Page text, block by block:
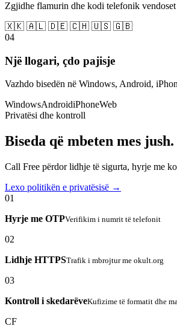
Zgjidhe flamurin dhe kodi telefonik
🇽🇰 🇦🇱 🇩🇪 🇨🇭 🇺🇸 🇬🇧
04
Një llogari, çdo pajisje
Vazhdo bisedën në Windows, Android,
WindowsAndroidiPhoneWeb
Privatësi dhe kontroll
Biseda që mbeten mes jush.
Call Free përdor lidhje të sigurta, hyrje me
Lexo politikën e privatësisë →
01
Hyrje me OTPVerifikim i numrit të telefonit
02
Lidhje HTTPSTrafik i mbrojtur me okult.org
03
Kontroll i skedarëveKufizime të formatit dhe
CF